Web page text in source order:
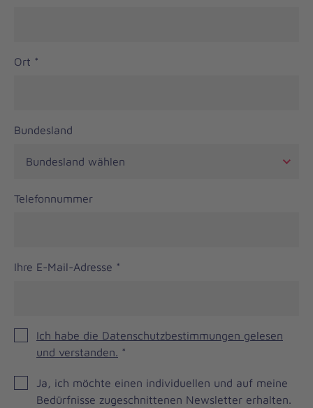
Ort *
Bundesland
Telefonnummer
Ihre E-Mail-Adresse *
Ich habe die Datenschutzbestimmungen gelesen
und verstanden. *
Brevo
Ja, ich möchte einen individuellen und auf meine
Bedürfnisse zugeschnittenen Newsletter erhalten.